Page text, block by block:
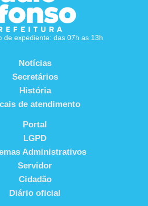
de expediente: das 07h as 13h
Notícias
Secretários
História
de atendimento
Portal
LGPD
Administrativos
Servidor
Cidadão
Diário oficial